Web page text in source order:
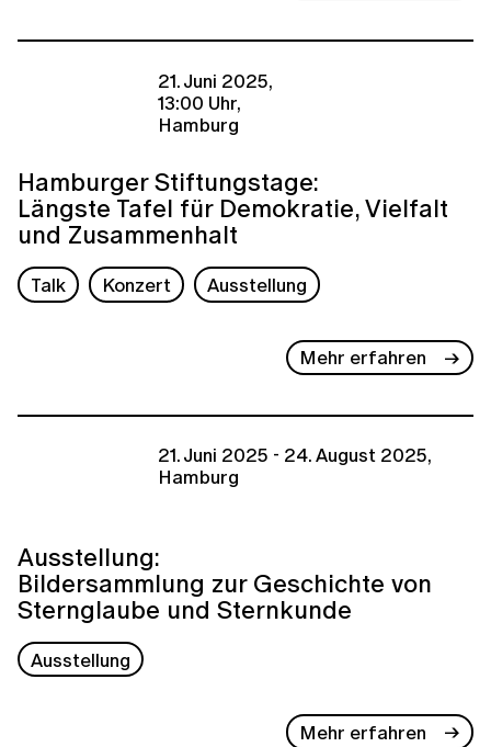
21. Juni 2025,
13:00 Uhr,
Hamburg
Hamburger Stiftungstage:
Längste Tafel für Demokratie, Vielfalt
und Zusammenhalt
Talk Konzert Ausstellung
Mehr erfahren
21. Juni 2025 - 24. August 2025,
Hamburg
Ausstellung:
Bildersammlung zur Geschichte von
Sternglaube und Sternkunde
Ausstellung
Mehr erfahren